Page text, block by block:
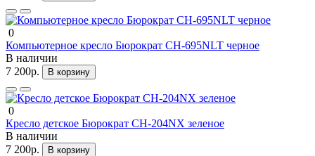
0
Компьютерное кресло Бюрократ CH-695NLT черное
В наличии
7 200р.
В корзину
0
Кресло детское Бюрократ CH-204NX зеленое
В наличии
7 200р.
В корзину